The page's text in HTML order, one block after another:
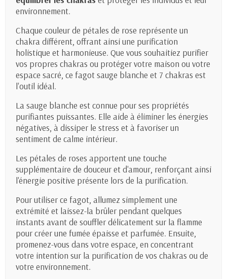
environnement.
Chaque couleur de pétales de rose représente un
chakra différent, offrant ainsi une purification
holistique et harmonieuse. Que vous souhaitiez purifier
vos propres chakras ou protéger votre maison ou votre
espace sacré, ce fagot sauge blanche et 7 chakras est
l'outil idéal.
La sauge blanche est connue pour ses propriétés
purifiantes puissantes. Elle aide à éliminer les énergies
négatives, à dissiper le stress et à favoriser un
sentiment de calme intérieur.
Les pétales de roses apportent une touche
supplémentaire de douceur et d'amour, renforçant ainsi
l'énergie positive présente lors de la purification.
Pour utiliser ce fagot, allumez simplement une
extrémité et laissez-la brûler pendant quelques
instants avant de souffler délicatement sur la flamme
pour créer une fumée épaisse et parfumée. Ensuite,
promenez-vous dans votre espace, en concentrant
votre intention sur la purification de vos chakras ou de
votre environnement.